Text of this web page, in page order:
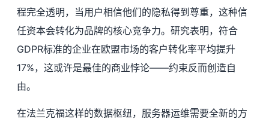
程完全透明，当用户相信他们的隐私得到尊重，这种信
任资本会转化为品牌的核心竞争力。研究表明，符合
GDPR标准的企业在欧盟市场的客户转化率平均提升
17%，这或许是最佳的商业悖论——约束反而创造自
由。
在法兰克福这样的数据枢纽，服务器运维需要全新的方